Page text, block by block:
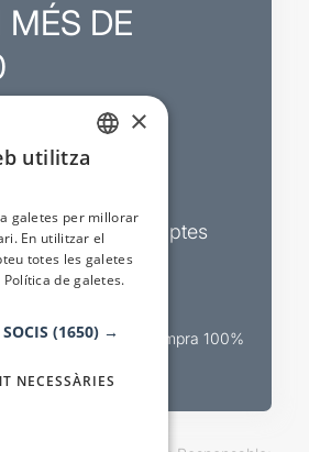
DE
i descomptes
de venda teatral Compra 100%
×
utilitza
galetes per millorar
En utilitzar el
totes les galetes
de galetes.
(1650) →
NECESSÀRIES